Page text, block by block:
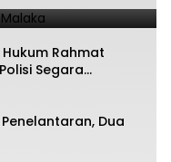
Rahmat
Segara
Dua